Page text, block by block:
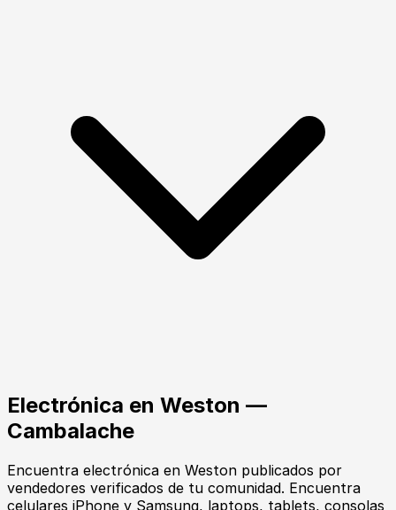
Electrónica en Weston —
Cambalache
Encuentra electrónica en Weston publicados por
vendedores verificados de tu comunidad. Encuentra
celulares iPhone y Samsung, laptops, tablets, consolas